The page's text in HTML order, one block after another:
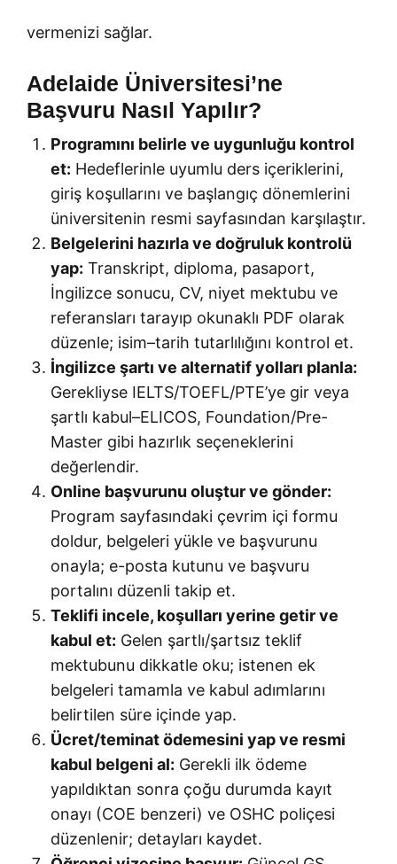
vermenizi sağlar.
Adelaide Üniversitesi’ne
Başvuru Nasıl Yapılır?
Programını belirle ve uygunluğu kontrol
et: Hedeflerinle uyumlu ders içeriklerini,
giriş koşullarını ve başlangıç dönemlerini
üniversitenin resmi sayfasından karşılaştır.
Belgelerini hazırla ve doğruluk kontrolü
yap: Transkript, diploma, pasaport,
İngilizce sonucu, CV, niyet mektubu ve
referansları tarayıp okunaklı PDF olarak
düzenle; isim–tarih tutarlılığını kontrol et.
İngilizce şartı ve alternatif yolları planla:
Gerekliyse IELTS/TOEFL/PTE’ye gir veya
şartlı kabul–ELICOS, Foundation/Pre-
Master gibi hazırlık seçeneklerini
değerlendir.
Online başvurunu oluştur ve gönder:
Program sayfasındaki çevrim içi formu
doldur, belgeleri yükle ve başvurunu
onayla; e-posta kutunu ve başvuru
portalını düzenli takip et.
Teklifi incele, koşulları yerine getir ve
kabul et: Gelen şartlı/şartsız teklif
mektubunu dikkatle oku; istenen ek
belgeleri tamamla ve kabul adımlarını
belirtilen süre içinde yap.
Ücret/teminat ödemesini yap ve resmi
kabul belgeni al: Gerekli ilk ödeme
yapıldıktan sonra çoğu durumda kayıt
onayı (COE benzeri) ve OSHC poliçesi
düzenlenir; detayları kaydet.